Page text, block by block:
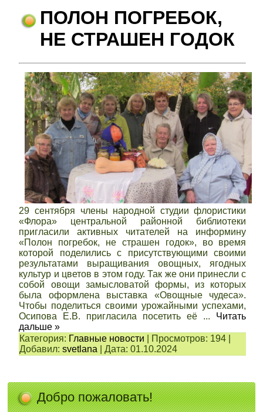
ПОЛОН ПОГРЕБОК,
НЕ СТРАШЕН ГОДОК
29 сентября члены народной студии флористики
«Флора» центральной районной библиотеки
пригласили активных читателей на информину
«Полон погребок, не страшен годок», во время
которой поделились с присутствующими своими
результатами выращивания овощных, ягодных
культур и цветов в этом году. Так же они принесли с
собой овощи замысловатой формы, из которых
была оформлена выставка «Овощные чудеса».
Чтобы поделиться своими урожайными успехами,
Осипова Е.В. пригласила посетить её ... Читать
дальше »
Категория: Главные новости Просмотров: 194
Добавил: svetlana |Дата: 01.10.2024
Добро пожаловать!